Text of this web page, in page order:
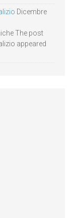
Dicembre
The post
appeared